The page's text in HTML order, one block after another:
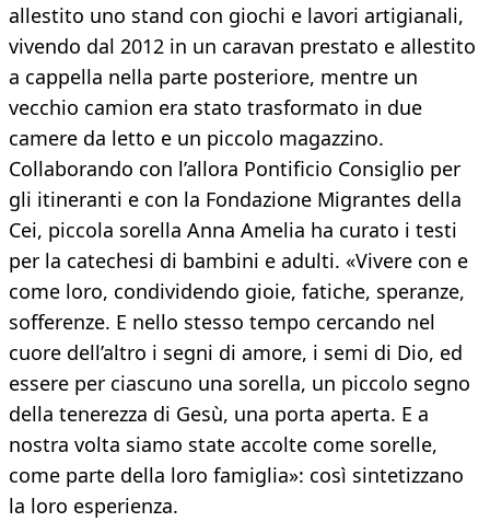
allestito uno stand con giochi e lavori artigianali,
vivendo dal 2012 in un caravan prestato e allestito
a cappella nella parte posteriore, mentre un
vecchio camion era stato trasformato in due
camere da letto e un piccolo magazzino.
Collaborando con l’allora Pontificio Consiglio per
gli itineranti e con la Fondazione Migrantes della
Cei, piccola sorella Anna Amelia ha curato i testi
per la catechesi di bambini e adulti. «Vivere con e
come loro, condividendo gioie, fatiche, speranze,
sofferenze. E nello stesso tempo cercando nel
cuore dell’altro i segni di amore, i semi di Dio, ed
essere per ciascuno una sorella, un piccolo segno
della tenerezza di Gesù, una porta aperta. E a
nostra volta siamo state accolte come sorelle,
come parte della loro famiglia»: così sintetizzano
la loro esperienza.